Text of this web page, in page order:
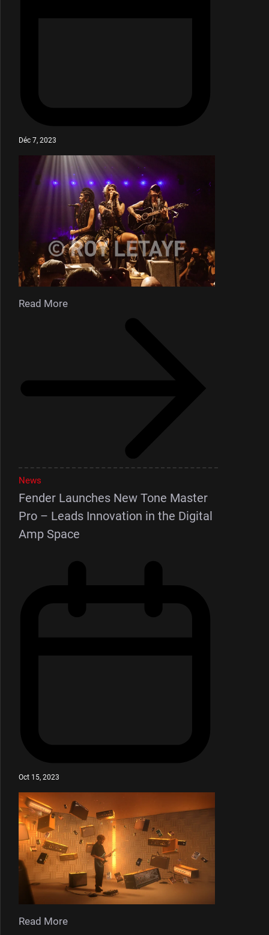
Déc 7, 2023
Read More
News
Fender Launches New Tone Master
Pro – Leads Innovation in the Digital
Amp Space
Oct 15, 2023
Read More